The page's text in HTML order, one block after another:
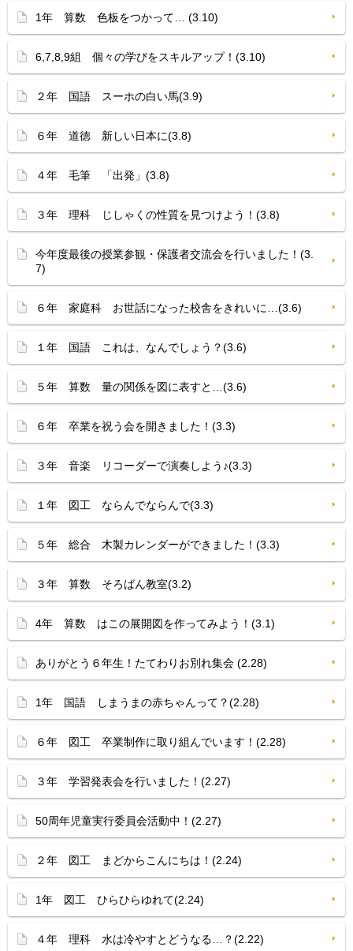
1年 算数 色板をつかって… (3.10)
6,7,8,9組 個々の学びをスキルアップ！(3.10)
２年 国語 スーホの白い馬(3.9)
６年 道徳 新しい日本に(3.8)
４年 毛筆 「出発」(3.8)
３年 理科 じしゃくの性質を見つけよう！(3.8)
今年度最後の授業参観・保護者交流会を行いました！(3.
7)
６年 家庭科 お世話になった校舎をきれいに…(3.6)
１年 国語 これは、なんでしょう？(3.6)
５年 算数 量の関係を図に表すと…(3.6)
６年 卒業を祝う会を開きました！(3.3)
３年 音楽 リコーダーで演奏しよう♪(3.3)
１年 図工 ならんでならんで(3.3)
５年 総合 木製カレンダーができました！(3.3)
３年 算数 そろばん教室(3.2)
4年 算数 はこの展開図を作ってみよう！(3.1)
ありがとう６年生！たてわりお別れ集会 (2.28)
1年 国語 しまうまの赤ちゃんって？(2.28)
６年 図工 卒業制作に取り組んでいます！(2.28)
３年 学習発表会を行いました！(2.27)
50周年児童実行委員会活動中！(2.27)
２年 図工 まどからこんにちは！(2.24)
1年 図工 ひらひらゆれて(2.24)
４年 理科 水は冷やすとどうなる…？(2.22)